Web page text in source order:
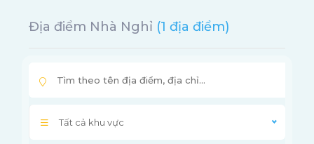
Địa điểm Nhà Nghỉ (1 địa điểm)
Tất cả khu vực